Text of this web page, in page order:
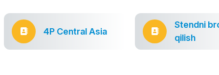
4P Central Asia
Stendni
qilish